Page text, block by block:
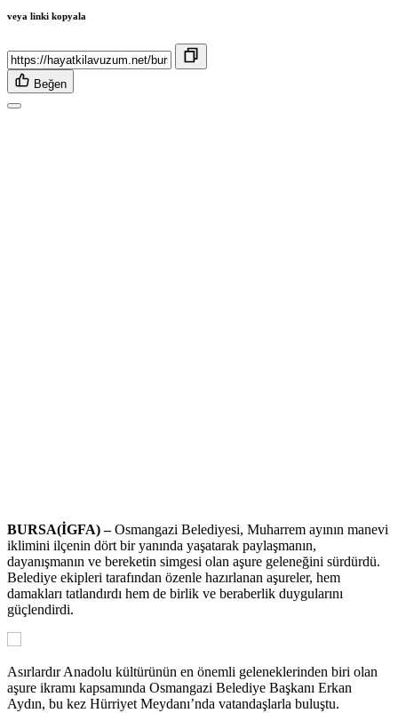
veya linki kopyala
Beğen
BURSA(İGFA) –Osmangazi Belediyesi, Muharrem ayının manevi
iklimini ilçenin dört bir yanında yaşatarak paylaşmanın,
dayanışmanın ve bereketin simgesi olan aşure geleneğini sürdürdü.
Belediye ekipleri tarafından özenle hazırlanan aşureler, hem
damakları tatlandırdı hem de birlik ve beraberlik duygularını
güçlendirdi.
Asırlardır Anadolu kültürünün en önemli geleneklerinden biri olan
aşure ikramı kapsamında Osmangazi Belediye Başkanı Erkan
Aydın, bu kez Hürriyet Meydanı’nda vatandaşlarla buluştu.